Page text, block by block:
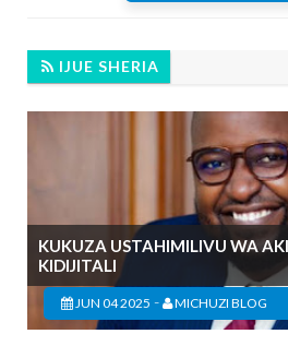
IJUE SHERIA
KUKUZA USTAHIMILIVU WA
KIDIJITALI
JUN 04 2025 - MICHUZI BLOG